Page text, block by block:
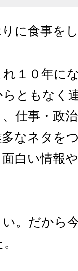
に食事を
１０年に
ともなく
仕事・政
なネタを
白い情報
。だから